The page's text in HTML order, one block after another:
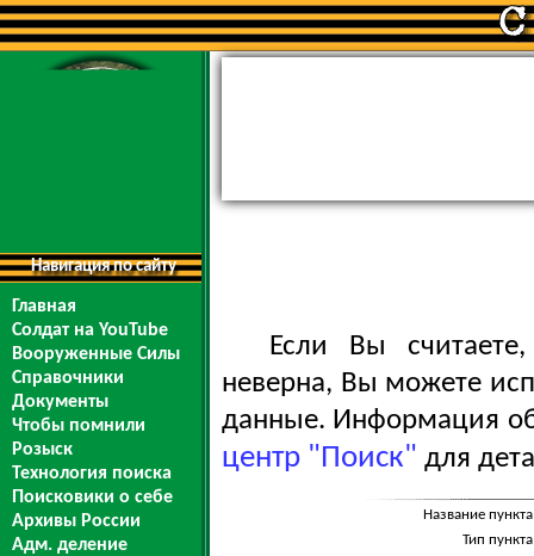
Навигация по сайту
Главная
Солдат на YouTube
Вооруженные Силы
Справочники
Документы
Чтобы помнили
Розыск
Технология поиска
Поисковики о себе
Архивы России
Адм. деление
Если Вы
неверна, Вы можете
данные. Информация
центр "Поиск" для
Название
Тип